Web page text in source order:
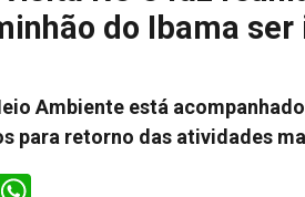
do Ibama
Ambiente está
para retorno das atividades